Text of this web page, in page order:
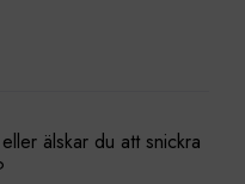
älskar du att snickra